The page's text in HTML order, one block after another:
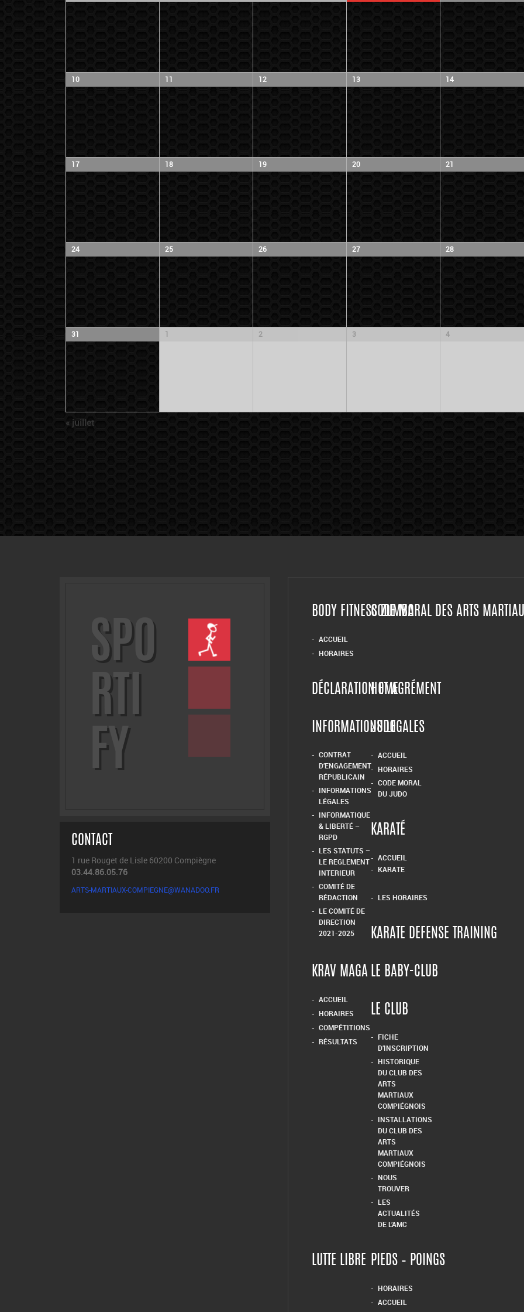
10 11 12 13 14
17 18 19 20 21
24 25 26 27 28
31 1 2 3 4
« juillet
SPO
RTI
FY
CONTACT
1 rue Rouget de Lisle 60200 Compiègne
03.44.86.05.76
ARTS-MARTIAUX-COMPIEGNE@WANADOO.FR
BODY FITNESS ZUMBA
ACCUEIL
HORAIRES
CODE MORAL DES ARTS
DÉCLARATION ET AGRÉMENT
HOME
INFORMATIONS LEGALES
CONTRAT
D’ENGAGEMENT
RÉPUBLICAIN
INFORMATIONS
LÉGALES
INFORMATIQUE
& LIBERTÉ –
RGPD
LES STATUTS –
LE REGLEMENT
INTERIEUR
COMITÉ DE
RÉDACTION
LE COMITÉ DE
DIRECTION
2021-2025
JUDO
ACCUEIL
HORAIRES
CODE MORAL
DU JUDO
KARATÉ
ACCUEIL
KARATE
LES HORAIRES
KARATE DEFENSE TRAINING
KRAV MAGA
ACCUEIL
HORAIRES
COMPÉTITIONS
RÉSULTATS
LE BABY-CLUB
LE CLUB
FICHE
D’INSCRIPTION
HISTORIQUE
DU CLUB DES
ARTS
MARTIAUX
COMPIÉGNOIS
INSTALLATIONS
DU CLUB DES
ARTS
MARTIAUX
COMPIÉGNOIS
NOUS
TROUVER
LES
ACTUALITÉS
DE L’AMC
LUTTE LIBRE PIEDS – POINGS
HORAIRES
ACCUEIL